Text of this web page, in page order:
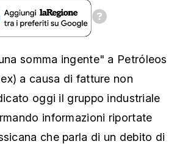
somma ingente" a Petróleos
a causa di fatture non
oggi il gruppo industriale
informazioni riportate
che parla di un debito di